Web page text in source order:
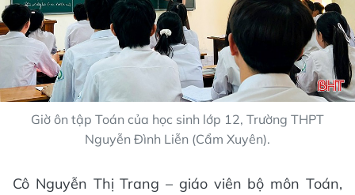
Giờ ôn tập Toán của học sinh lớp 12, Trường THPT
Nguyễn Đình Liễn (Cẩm Xuyên).
Cô Nguyễn Thị Trang – giáo viên bộ môn Toán,